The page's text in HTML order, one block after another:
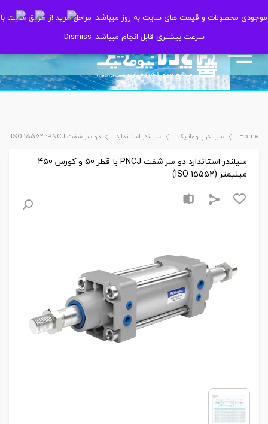
موجودی محصولات و قیمت های سایت به روز میباشد. مراحل خرید از طریق سایت با
سرعت بیشتری قابل انجام میباشد.Dismiss
موجودی محصولات و قیمت های سایت به روز میباشد. مراحل خرید از طریق سایت با
سرعت بیشتری قابل انجام میباشد.Dismiss
Home سیلندر پنوماتیک سیلندر استاندارد دو سر شفت ISO 15552 :PNCJ
سیلندر استاندارد دو سر شفت PNCJ با قطر 50 و کورس 450
میلیمتر (ISO 15552)